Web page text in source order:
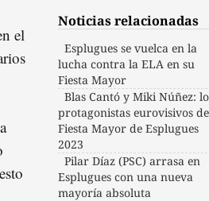
Noticias relacionadas
Esplugues se vuelca en la
lucha contra la ELA en su
Fiesta Mayor
Blas Cantó y Miki Núñez:
protagonistas eurovisivos
Fiesta Mayor de Esplugues
2023
Pilar Díaz (PSC) arrasa en
Esplugues con una nueva
mayoría absoluta
el